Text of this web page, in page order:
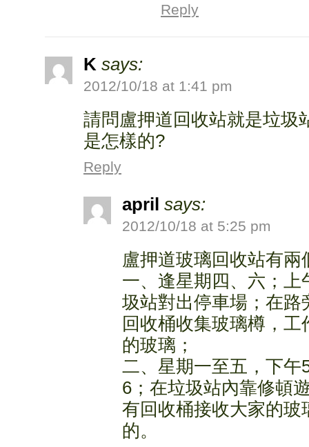
Reply
K says:
2012/10/18 at 1:41 pm
請問盧押道回收站就是垃圾
是怎樣的?
Reply
april says:
2012/10/18 at 5:25 pm
盧押道玻璃回收站有兩
一、逢星期四、六；上
圾站對出停車場；在路
回收桶收集玻璃樽，
的玻璃；
二、星期一至五，下
6；在垃圾站內靠修頓
有回收桶接收大家的
的。